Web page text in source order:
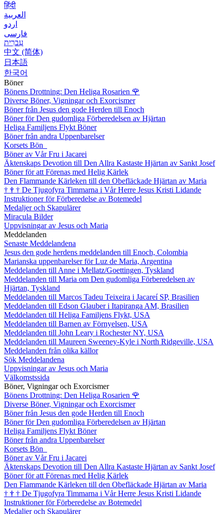
हिंदी
العربية
اردو
فارسی
עִברִית
中文 (简体)
日本語
한국어
Böner
Bönens Drottning: Den Heliga Rosarien 🌹
Diverse Böner, Vigningar och Exorcismer
Böner från Jesus den gode Herden till Enoch
Böner för Den gudomliga Förberedelsen av Hjärtan
Heliga Familjens Flykt Böner
Böner från andra Uppenbarelser
Korsets Bön
Böner av Vår Fru i Jacarei
Äktenskaps Devotion till Den Allra Kastaste Hjärtan av Sankt Josef
Böner för att Förenas med Helig Kärlek
Den Flammande Kärleken till den Obefläckade Hjärtan av Maria
† † † De Tjugofyra Timmarna i Vår Herre Jesus Kristi Lidande
Instruktioner för Förberedelse av Botemedel
Medaljer och Skapulärer
Miracula Bilder
Uppvisningar av Jesus och Maria
Meddelanden
Senaste Meddelandena
Jesus den gode herdens meddelanden till Enoch, Colombia
Marianska uppenbarelser för Luz de Maria, Argentina
Meddelanden till Anne i Mellatz/Goettingen, Tyskland
Meddelanden till Maria om Den gudomliga Förberedelsen av
Hjärtan, Tyskland
Meddelanden till Marcos Tadeu Teixeira i Jacareí SP, Brasilien
Meddelanden till Edson Glauber i Itapiranga AM, Brasilien
Meddelanden till Heliga Familjens Flykt, USA
Meddelanden till Barnen av Förnyelsen, USA
Meddelanden till John Leary i Rochester NY, USA
Meddelanden till Maureen Sweeney-Kyle i North Ridgeville, USA
Meddelanden från olika källor
Sök Meddelandena
Uppvisningar av Jesus och Maria
Välkomstssida
Böner, Vigningar och Exorcismer
Bönens Drottning: Den Heliga Rosarien 🌹
Diverse Böner, Vigningar och Exorcismer
Böner från Jesus den gode Herden till Enoch
Böner för Den gudomliga Förberedelsen av Hjärtan
Heliga Familjens Flykt Böner
Böner från andra Uppenbarelser
Korsets Bön
Böner av Vår Fru i Jacarei
Äktenskaps Devotion till Den Allra Kastaste Hjärtan av Sankt Josef
Böner för att Förenas med Helig Kärlek
Den Flammande Kärleken till den Obefläckade Hjärtan av Maria
† † † De Tjugofyra Timmarna i Vår Herre Jesus Kristi Lidande
Instruktioner för Förberedelse av Botemedel
Medaljer och Skapulärer